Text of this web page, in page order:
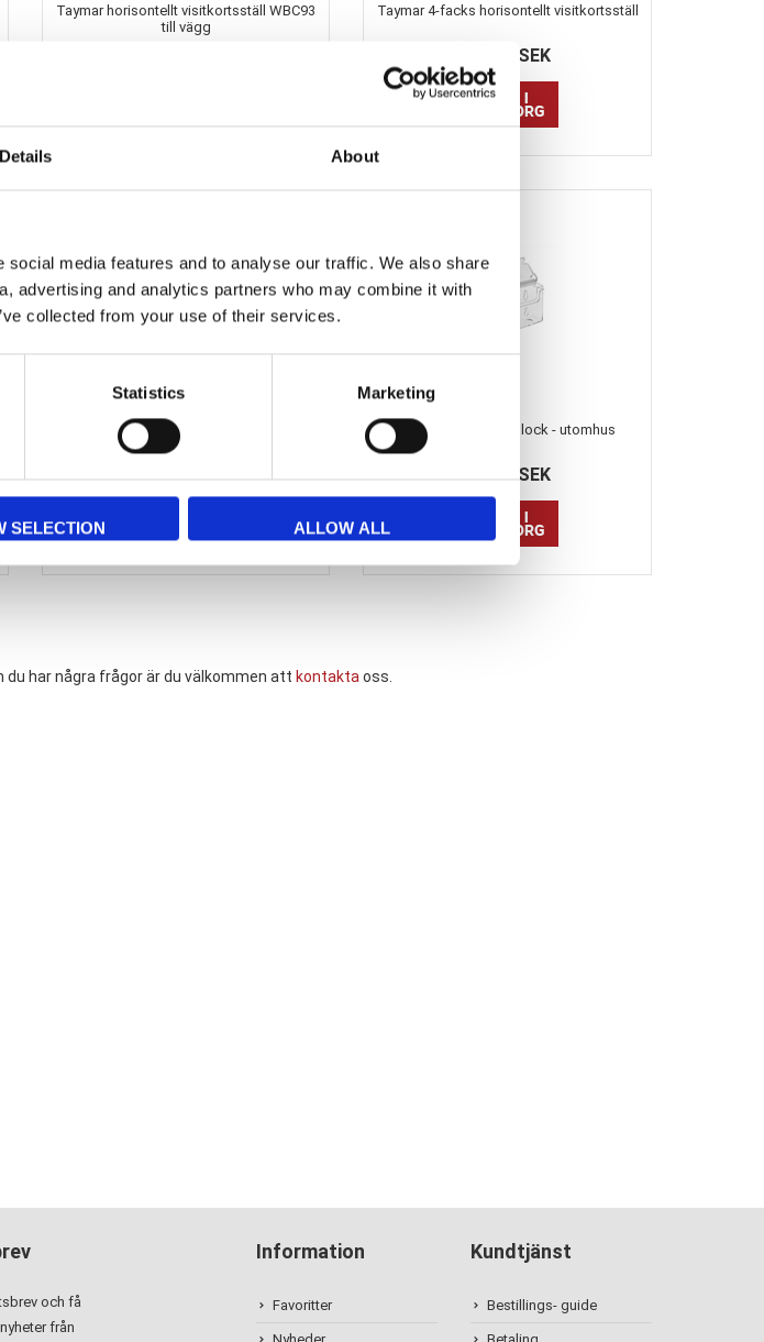
Details About
media features and to analyse our traffic. We also share
advertising and analytics partners who may combine it with
collected from your use of their services.
Statistics Marketing
SELECTION ALLOW ALL
Taymar horisontellt visitkortsställ WBC93
till vägg
Taymar 4-facks horisontellt visitkortsställ
73,25 SEK
Taymar visitkortsställ med 'clip on'
40,52 SEK
Visitkortsställ med lock - utomhus
74,81 SEK
du har några frågor är du välkommen att kontakta oss.
och få
från
Information
Favoritter
Kundtjänst
Bestillings- guide